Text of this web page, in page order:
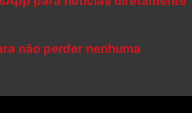
não perder nenhuma